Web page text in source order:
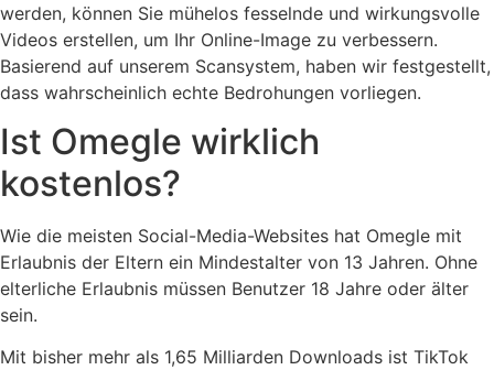
werden, können Sie mühelos fesselnde und wirkungsvolle
Videos erstellen, um Ihr Online-Image zu verbessern.
Basierend auf unserem Scansystem, haben wir festgestellt,
dass wahrscheinlich echte Bedrohungen vorliegen.
Ist Omegle wirklich
kostenlos?
Wie die meisten Social-Media-Websites hat Omegle mit
Erlaubnis der Eltern ein Mindestalter von 13 Jahren. Ohne
elterliche Erlaubnis müssen Benutzer 18 Jahre oder älter
sein.
Mit bisher mehr als 1,65 Milliarden Downloads ist TikTok